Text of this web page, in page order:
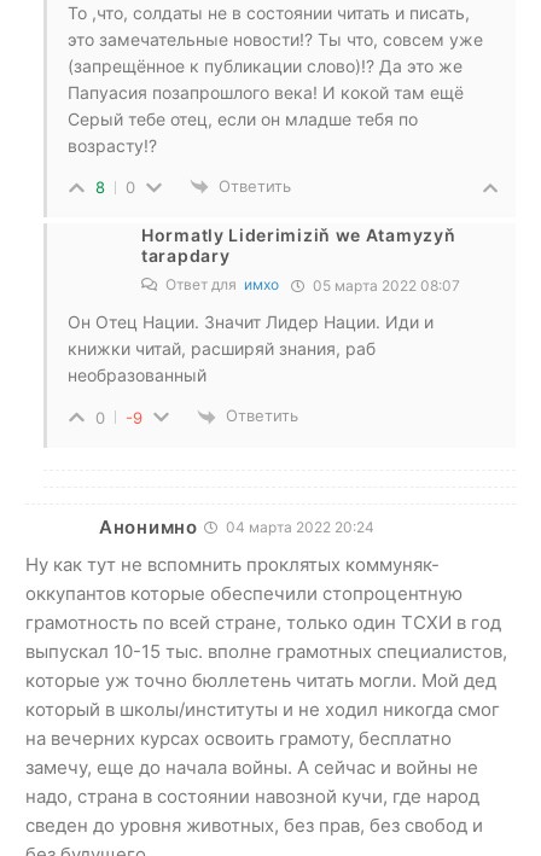
То ,что, солдаты не в состоянии читать и писать,
это замечательные новости!? Ты что, совсем уже
(запрещённое к публикации слово)!? Да это же
Папуасия позапрошлого века! И кокой там ещё
Серый тебе отец, если он младше тебя по
возрасту!?
8 0 Ответить
Hormatly Liderimiziň we Atamyzyň
tarapdary
Ответ для имхо 05 марта 2022 08:07
Он Отец Нации. Значит Лидер Нации. Иди и
книжки читай, расширяй знания, раб
необразованный
0 -9 Ответить
Анонимно 04 марта 2022 20:24
Ну как тут не вспомнить проклятых коммуняк-
оккупантов которые обеспечили стопроцентную
грамотность по всей стране, только один ТСХИ в год
выпускал 10-15 тыс. вполне грамотных специалистов,
которые уж точно бюллетень читать могли. Мой дед
который в школы/институты и не ходил никогда смог
на вечерних курсах освоить грамоту, бесплатно
замечу, еще до начала войны. А сейчас и войны не
надо, страна в состоянии навозной кучи, где народ
сведен до уровня животных, без прав, без свобод и